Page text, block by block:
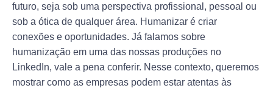
futuro, seja sob uma perspectiva profissional, pessoal ou
sob a ótica de qualquer área. Humanizar é criar
conexões e oportunidades. Já falamos sobre
humanização em uma das nossas produções no
LinkedIn, vale a pena conferir. Nesse contexto, queremos
mostrar como as empresas podem estar atentas às